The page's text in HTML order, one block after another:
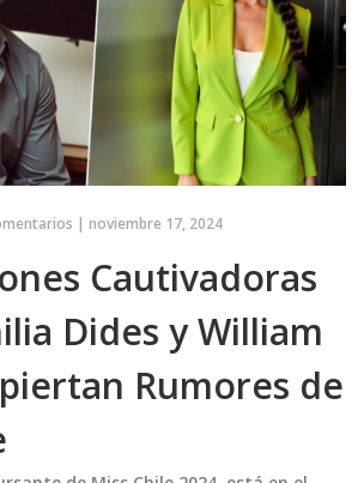
| noviembre 17, 2024
Cautivadoras
Dides y William
Rumores de